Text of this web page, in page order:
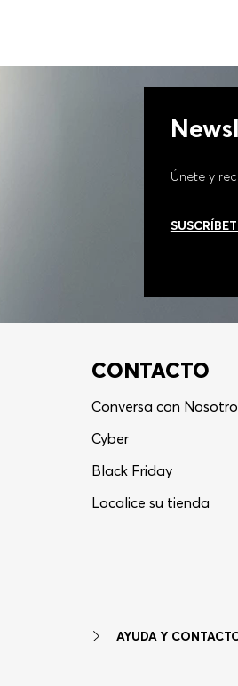
Únete y
CONTACTO
Conversa con
Cyber
Black Friday
Localice su tienda
AYUDA Y